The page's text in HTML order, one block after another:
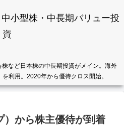
小型株・中長期バリュー投
資
など日本株の中長期投資がメイン。海外
利用。2020年から優待クロス開始。
）から株主優待が到着